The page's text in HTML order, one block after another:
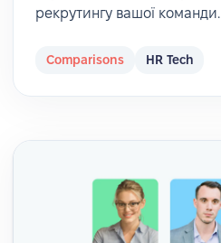
рекрутингу вашої команди.
Comparisons HR Tech